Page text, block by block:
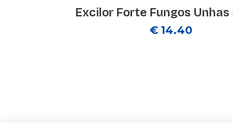
Excilor Forte Fungos Unhas
€ 14.40